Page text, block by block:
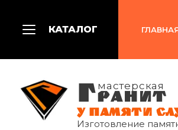
КАТАЛОГ
мастерская
ГРАНИТ
У ПАМЯТИ
Изготовление